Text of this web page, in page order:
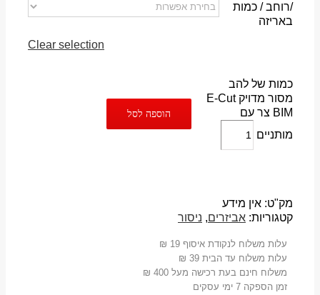
/רוחב / כמות
באריזה
Clear selection
כמות של להב
מסור מדויק E-Cut
BIM צר עם
מותניים
הוספה לסל
מק"ט: אין מידע
קטגוריות: אביזרים, ניסור
עלות משלוח לנקודת איסוף 19 ₪
עלות משלוח עד הבית 39 ₪
משלוח חינם בעת רכישה מעל 400 ₪
זמן הספקה 7 ימי עסקים